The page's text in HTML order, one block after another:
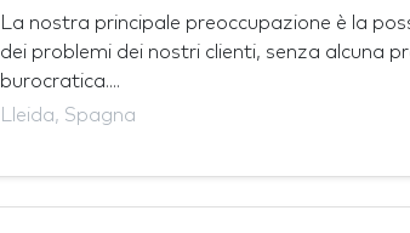
La nostra principale preoccupazione è la
dei problemi dei nostri clienti, senza alcuna
burocratica....
Lleida, Spagna